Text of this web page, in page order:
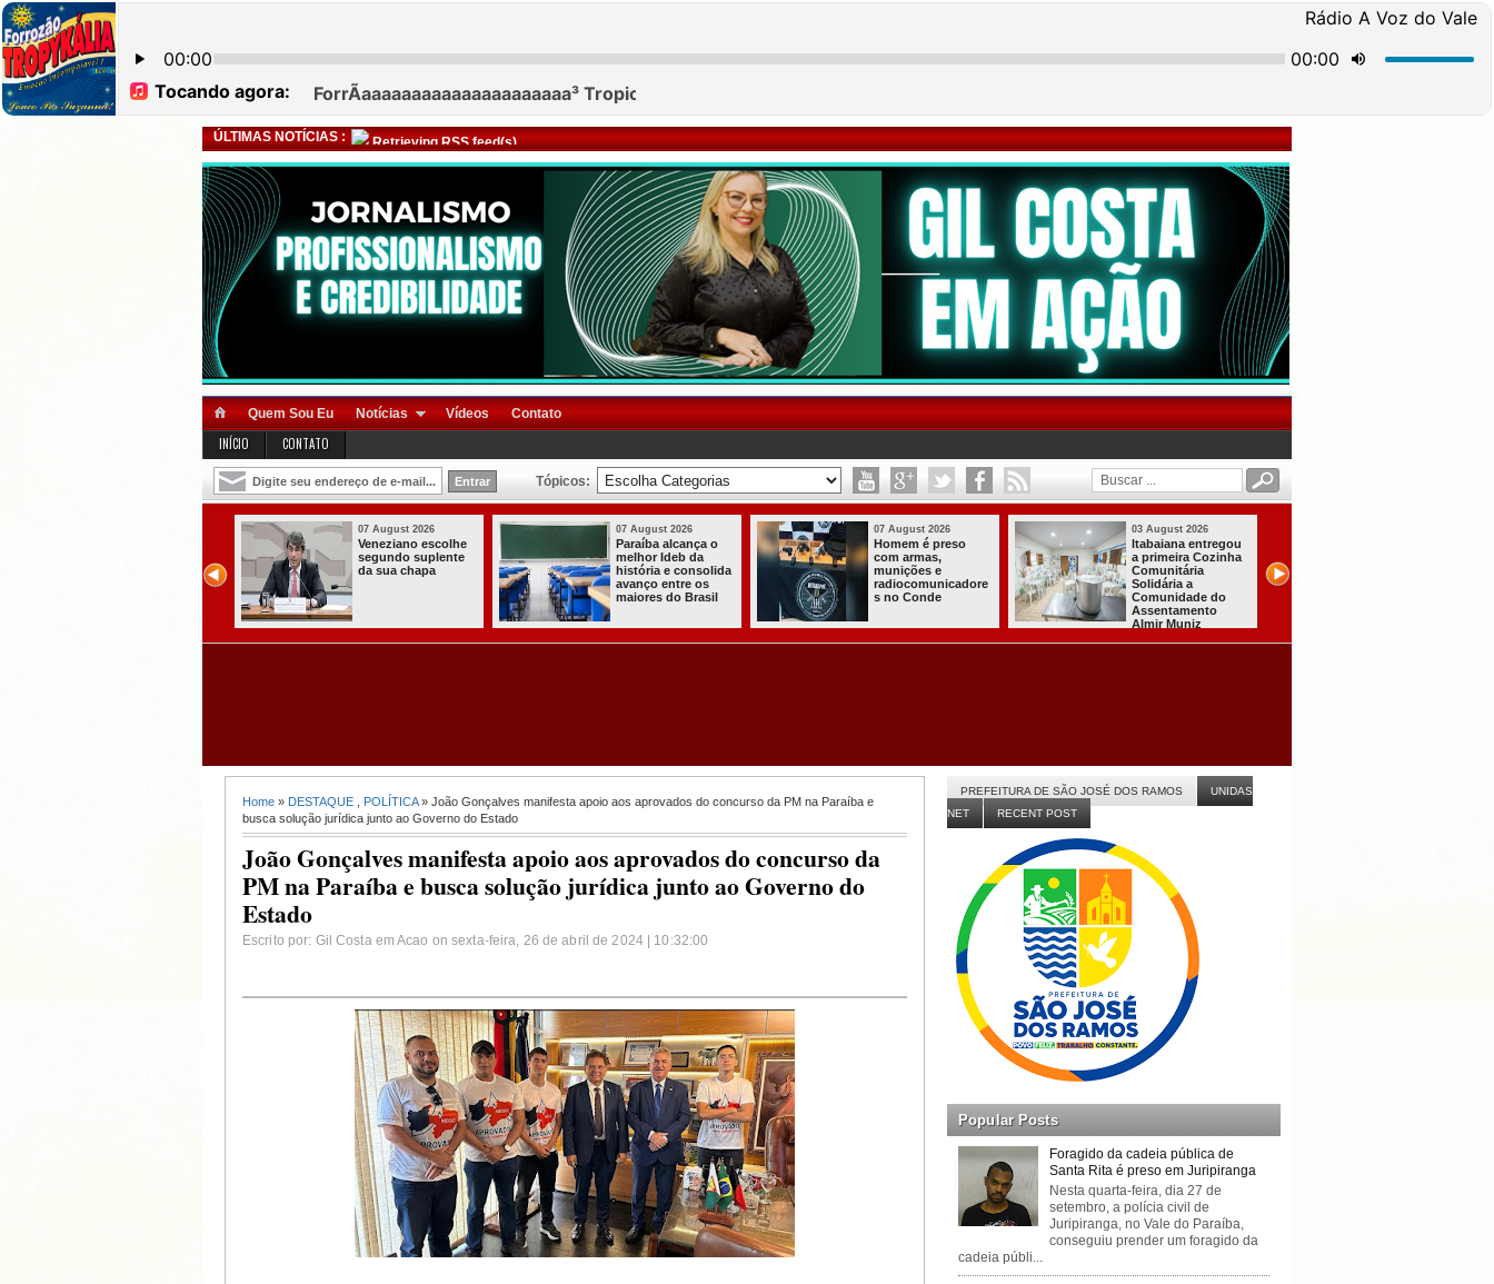
ÚLTIMAS NOTÍCIAS : Retrieving RSS feed(s)
Quem Sou Eu Notícias Vídeos Contato
INÍCIO CONTATO
Tópicos:
história e consolida
07 August 2026
Homem é preso
com armas,
munições e
03 August 2026
Itabaiana entregou
a primeira Cozinha
Comunitária
Solidária a
Comunidade do
03 August 2026
Secretaria de
Agricultura de
Itabaiana recebeu
da Sedap-PB cerca
de 30 mil alevinos
03 August 2026
Mulher em aparente
surto esfaqueia a
própria mãe em
João Pessoa
Home » DESTAQUE POLÍTICA» João Gonçalves manifesta apoio aos aprovados do concurso da PM na Paraíba e
busca solução jurídica junto ao Governo do Estado
João Gonçalves manifesta apoio aos aprovados do concurso da
PM na Paraíba e busca solução jurídica junto ao Governo do
Estado
Escrito por: Gil Costa em Acao on sexta-feira, 26 de abril de 2024 | 10:32:00
PREFEITURA DE SÃO JOSÉ DOS RAMOS
UNIDAS
NET
RECENT POST
Popular Posts
Foragido da cadeia pública de
Santa Rita é preso em Juripiranga
Nesta quarta-feira, dia 27 de
setembro, a polícia civil de
Juripiranga, no Vale do Paraíba,
conseguiu prender um foragido da
cadeia públi...